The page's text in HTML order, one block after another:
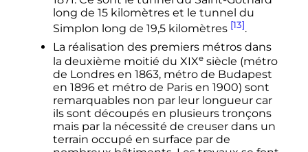
long de 15 kilomètres et le tunnel du
Simplon long de 19,5 kilomètres [13].
La réalisation des premiers métros dans
la deuxième moitié du XIXe siècle (métro
de Londres en 1863, métro de Budapest
en 1896 et métro de Paris en 1900) sont
remarquables non par leur longueur car
ils sont découpés en plusieurs tronçons
mais par la nécessité de creuser dans un
terrain occupé en surface par de